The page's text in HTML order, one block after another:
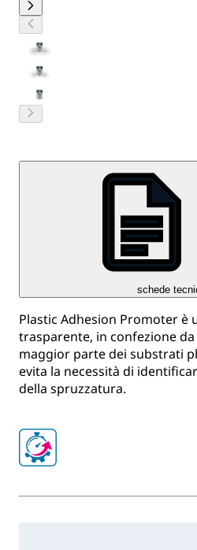
schede
Plastic Adhesion Promoter è
trasparente, in confezione
maggior parte dei substrati
evita la necessità di
della spruzzatura.